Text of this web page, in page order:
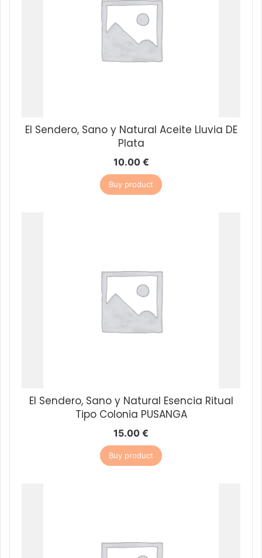
El Sendero, Sano y Natural Aceite Lluvia DE
Plata
10.00 €
Buy product
El Sendero, Sano y Natural Esencia Ritual
Tipo Colonia PUSANGA
15.00 €
Buy product